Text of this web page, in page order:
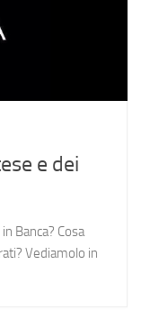
e dei
Banca? Cosa
Vediamolo in